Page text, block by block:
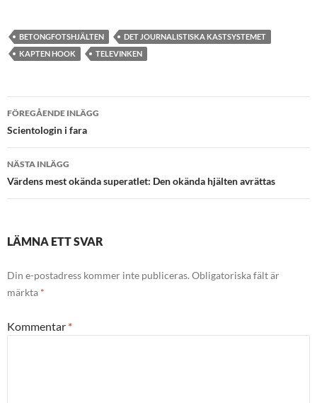
BETONGFOTSHJÄLTEN
DET JOURNALISTISKA KASTSYSTEMET
KAPTEN HOOK
TELEVINKEN
Inläggsnavigering
FÖREGÅENDE INLÄGG
Scientologin i fara
NÄSTA INLÄGG
Värdens mest okända superatlet: Den okända hjälten avrättas
LÄMNA ETT SVAR
Din e-postadress kommer inte publiceras. Obligatoriska fält är
märkta *
Kommentar *